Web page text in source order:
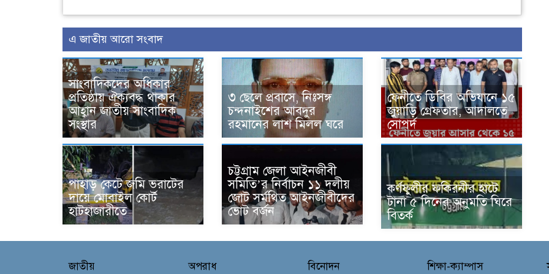
এ জাতীয় আরো সংবাদ
সাংবাদিকদের অধিকার
প্রতিষ্ঠায় ঐক্যবদ্ধ থাকার
আহ্বান জাতীয় সাংবাদিক
সংস্থার
৩ ছেলে প্রবাসে, নিঃসঙ্গ
চন্দনাইশের আবদুর
রহমানের লাশ মিলল ঘরে
ফেনীতে ডিবির অভিযানে ১৫
জুয়াড়ি গ্রেফতার, আদালতে
সোপর্দ
পাহাড় কেটে জমি ভরাটের
দায়ে মোবাইল কোর্ট
হাটহাজারীতে
চট্টগ্রাম জেলা আইনজীবী
সমিতি’র নির্বাচন ১১ দলীয়
জোট সর্মথিত আইনজীবীদের
ভোট বর্জন
কর্ণফুলীর ফকিরনীর হাটে
টানা ৫ দিনের অনুমতি ঘিরে
বিতর্ক
জাতীয় অপরাধ বিনোদন শিক্ষা-ক্যাম্পাস